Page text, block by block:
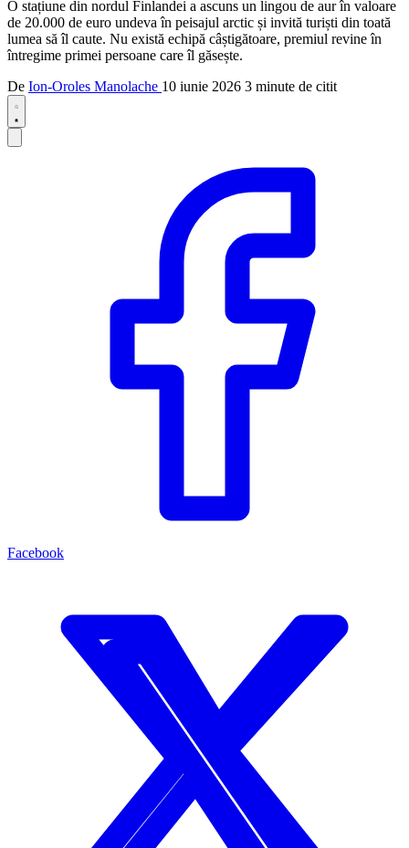
O stațiune din nordul Finlandei a ascuns un lingou de aur în valoare
de 20.000 de euro undeva în peisajul arctic și invită turiști din toată
lumea să îl caute. Nu există echipă câștigătoare, premiul revine în
întregime primei persoane care îl găsește.
De Ion-Oroles Manolache 10 iunie 2026 3 minute de citit
Facebook